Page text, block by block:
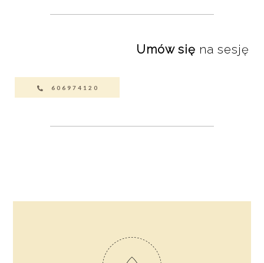
Umów się na sesję
606974120